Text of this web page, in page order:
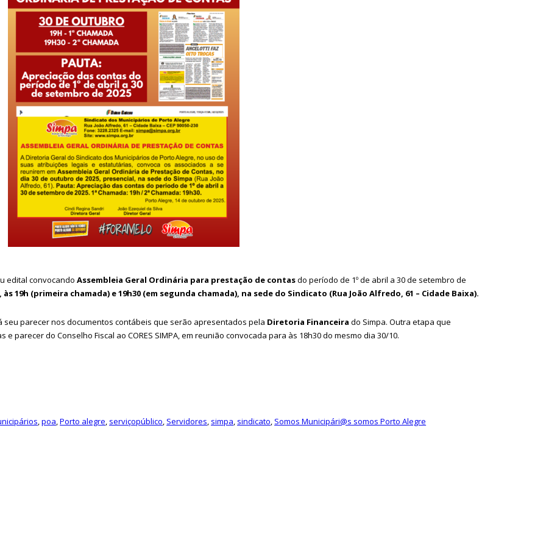
edital convocandoAssembleia Geral Ordinária para prestação de contasdo período de 1º de abril a 30 de setembro de
19h (primeira chamada) e 19h30 (em segunda chamada), na sede do Sindicato (Rua João Alfredo, 61 – Cidade Baixa).
seu parecer nos documentos contábeis que serão apresentados pela Diretoria Financeirado Simpa. Outra etapa que
parecer do Conselho Fiscal ao CORES SIMPA, em reunião convocada para às 18h30 do mesmo dia 30/10.
,poa,Porto alegre, serviçopúblico, Servidores, simpa, sindicato, Somos Municipári@s somos Porto Alegre